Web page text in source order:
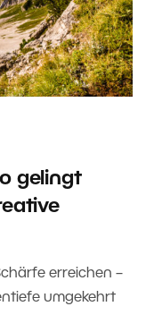
gelingt
erreichen –
umgekehrt